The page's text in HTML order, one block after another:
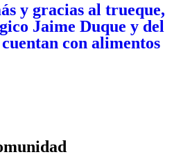
y gracias al trueque,
Jaime Duque y del
con alimentos